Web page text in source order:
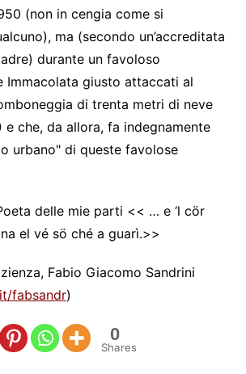
(non in cengia come si
ma (secondo un’accreditata
durante un favoloso
Immacolata giusto attaccati al
di trenta metri di neve
e che, da allora, fa indegnamente
urbano" di queste favolose
delle mie parti << … e ‘l cör
el vé sö ché a guarì.>>
Fabio Giacomo Sandrini
fabsandr)
0
Shares